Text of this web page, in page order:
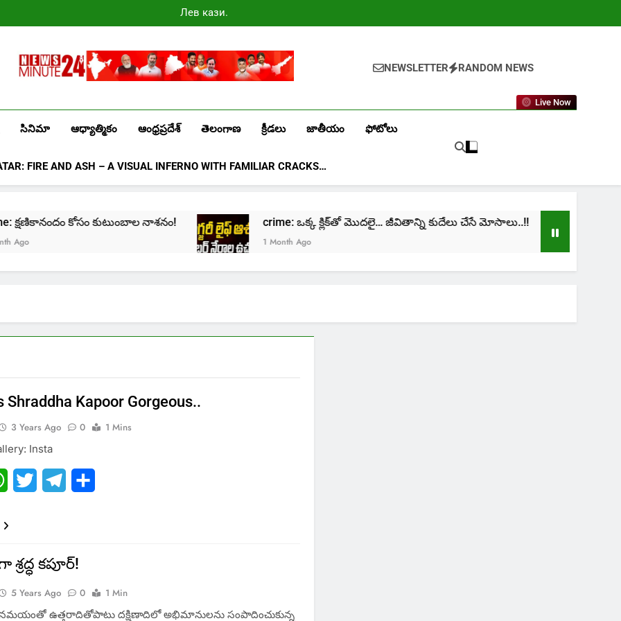
Лев казино
промокоды
Newsminute24
NEWSLETTER RANDOM NEWS
Live Now
సినిమా ఆధ్యాత్మికం ఆంధ్రప్రదేశ్ తెలంగాణ క్రీడలు జాతీయం ఫోటోలు
FIRE AND ASH – A VISUAL INFERNO WITH FAMILIAR CRACKS…
క్షణికానందం కోసం కుటుంబాల నాశనం! crime: ఒక్క క్లిక్‌తో మొదలై… జీవితాన్ని కుదేలు చేసే మోసాలు..!!
1 Month Ago
Shraddha Kapoor Gorgeous..
3 Years Ago 0
1 Mins
Insta
WhatsApp
Twitter Telegram
శ్రద్ధ కపూర్!
5 Years Ago 0
1 Min
ఉత్తరాదితోపాటు దక్షిణాదిలో అభిమానులను సంపాదించుకున్న